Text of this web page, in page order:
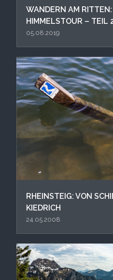
WANDERN AM
HIMMELSTOUR – TEIL
05.08.2019
RHEINSTEIG: VON
KIEDRICH
24.05.2008